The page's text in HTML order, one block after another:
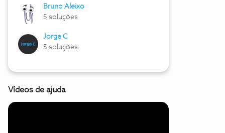
Bruno Aleixo
5 soluções
Jorge C
5 soluções
Vídeos de ajuda